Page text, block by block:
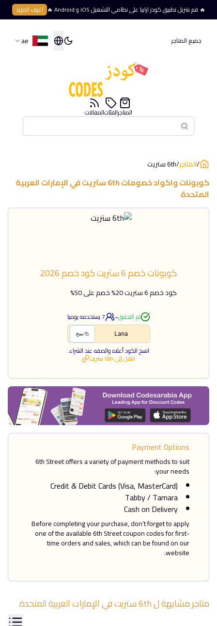
🔥 قم بتنزيل تطبيق كودز ارابيا على نظامي التشغيل iOS و Android 🔥 اعرف المزيد
جميع المتاجر ae
بحث
بحث
المتاجرالفئاتالمقالات
/المتاجر/6th ستريت
كوبونات واكواد خصومات6th ستريت فيالإمارات العربية
المتحدة
كوبونات خصم 6 ستريت كود خصم2026
كود خصم 6 ستريت 20% خصم على 50%
تم التحقق-
7يستخدمه يوميا
Lana نسخ
انسخ الكود أعلاه والصقه عند الشراء.
انتقل إلى6th ستريت
Payment Options
6th Street offers a variety of payment methods to suit
your needs:
Credit & Debit Cards (Visa, MasterCard)
Tabby / Tamara
Cash on Delivery
Before completing your purchase, don’t forget to apply
one of the available 6th Street coupon codes for first-
time orders and sales, which can be found on our
website.
متاجر مشابهة ل6th ستريت فيالإمارات العربية المتحدة